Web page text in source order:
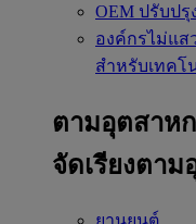
OEM ปรับปรุ
องค์กรไม่แส
สำหรับเทคโ
ตามอุตสาห
จัดเรียงตา